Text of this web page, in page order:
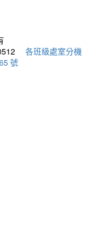
各班級處室分機
號